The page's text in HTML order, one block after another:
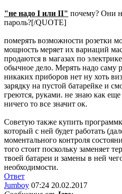
"не надо I или II" почему? Они
пароль?[/QUOTE]
померять возможности розетки
мощность меряет их вариаций
продаются в магазах по
обычное дело. Мерять надо саму
никаких приборов нет ну хоть
зарядку на пустой батарейке и
греются, руками. не знаю как
ничего то все значит ок.
Советую также купить
который с ней будет работать
моментального контроля
того стоит поскольку заменяет
твоей батареи и замены в ней
необходимости.
Ответ
Jumboy 07:24 20.02.2017